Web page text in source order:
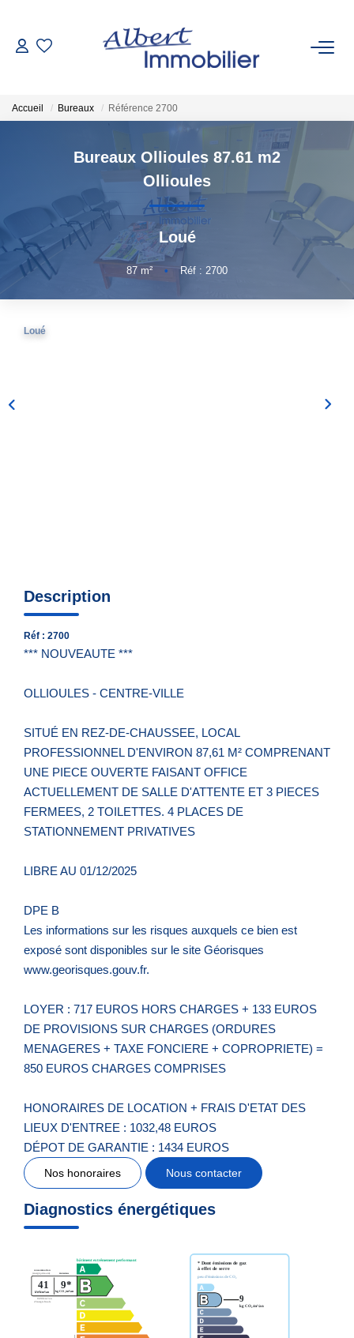
LOCATION
ESTIMATION
GESTION LOCATIVE
AGENCES
Accueil Bureaux Référence 2700
Bureaux Ollioules 87.61 m2
Ollioules
Loué
87 m² • Réf : 2700
Loué
Description
Réf : 2700
*** NOUVEAUTE ***
OLLIOULES - CENTRE-VILLE
SITUÉ EN REZ-DE-CHAUSSEE, LOCAL
PROFESSIONNEL D'ENVIRON 87,61 M² COMPRENANT
UNE PIECE OUVERTE FAISANT OFFICE
ACTUELLEMENT DE SALLE D'ATTENTE ET 3 PIECES
FERMEES, 2 TOILETTES. 4 PLACES DE
STATIONNEMENT PRIVATIVES
LIBRE AU 01/12/2025
DPE B
Les informations sur les risques auxquels ce bien est
exposé sont disponibles sur le site Géorisques
www.georisques.gouv.fr.
LOYER : 717 EUROS HORS CHARGES + 133 EUROS
DE PROVISIONS SUR CHARGES (ORDURES
MENAGERES + TAXE FONCIERE + COPROPRIETE) =
850 EUROS CHARGES COMPRISES
HONORAIRES DE LOCATION + FRAIS D'ETAT DES
LIEUX D'ENTREE : 1032,48 EUROS
DÉPOT DE GARANTIE : 1434 EUROS
Nos honoraires Nous contacter
Diagnostics énergétiques